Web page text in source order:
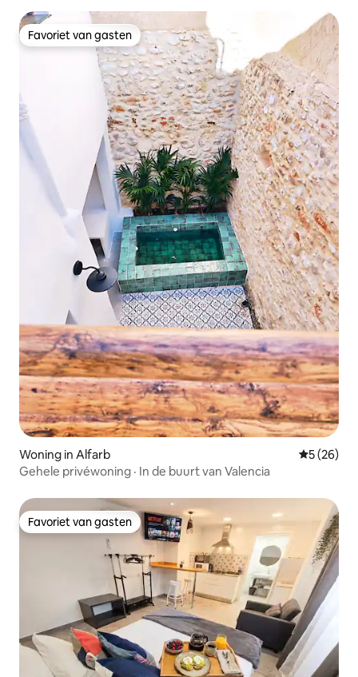
Favoriet van gasten
Favoriet van gasten
Woning in Alfarb
5 (26)
Gehele privéwoning · In de buurt van Valencia
Favoriet van gasten
Favoriet van gasten